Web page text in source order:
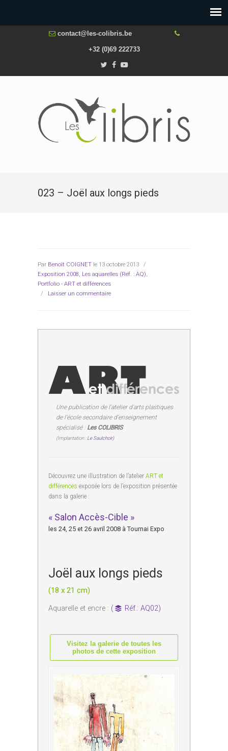
contact@les-colibris.be
+32 (0)69 222733
023 – Joël aux longs pieds
Par Benoît COIGNET le 13 octobre 2013
/
Exposition 2008, Les aquarelles (Réf. : AQ),
Portfolio - ART et différences
/ Laisser un commentaire
Une publication de l'atelier d'arts plastiques
de l'école secondaire d'enseignement
spécialisé : Les COLIBRIS
(Implantation :Le Saulchoir)
Découvrez une illustration de l’atelier ART et
différences exposée lors de l’exposition présentée
dans la galerie :
« Salon Accès-Cible »
les 24, 25 et 26 avril 2008 à Tournai Expo
Joël aux longs pieds
(18 x 21 cm)
Aquarelle et encre : ( Réf.: AQ02)
Visitez la galerie de toutes les
photos de cette exposition